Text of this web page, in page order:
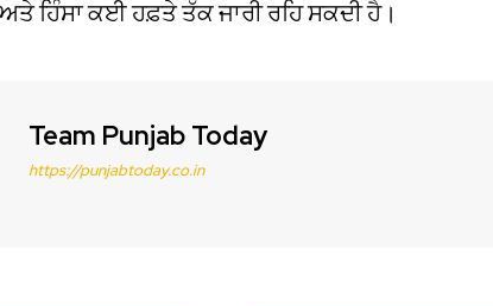
ਹਿੰਸਾ ਕਈ ਹਫ਼ਤੇ ਤੱਕ ਜਾਰੀ ਰਹਿ ਸਕਦੀ ਹੈ।
Team Punjab Today
https://punjabtoday.co.in